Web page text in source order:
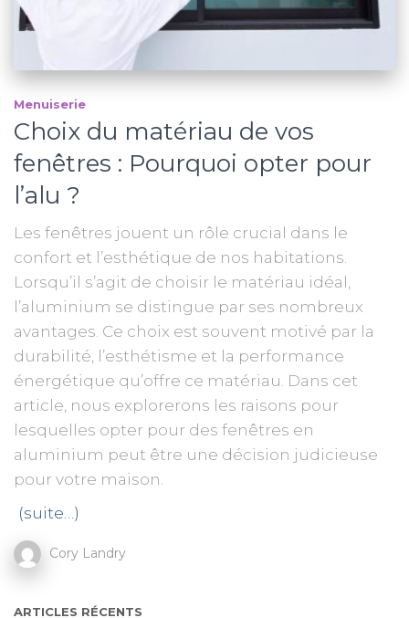
Menuiserie
Choix du matériau de vos
fenêtres : Pourquoi opter pour
l’alu ?
Les fenêtres jouent un rôle crucial dans le
confort et l’esthétique de nos habitations.
Lorsqu’il s’agit de choisir le matériau idéal,
l’aluminium se distingue par ses nombreux
avantages. Ce choix est souvent motivé par la
durabilité, l’esthétisme et la performance
énergétique qu’offre ce matériau. Dans cet
article, nous explorerons les raisons pour
lesquelles opter pour des fenêtres en
aluminium peut être une décision judicieuse
pour votre maison.
(suite…)
Cory Landry
ARTICLES RÉCENTS